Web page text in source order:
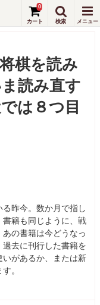
0
棋を読み
読み直す
は８つ目
昨今。数か月で指し
籍も同じように、戦
の書籍は今どうなっ
去に刊行した書籍を
があるか、または新
。